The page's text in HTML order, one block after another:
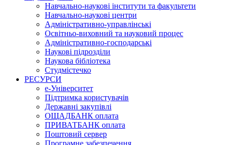
Навчально-наукові інститути та факультети
Навчально-наукові центри
Адміністративно-управлінські
Освітньо-виховний та науковий процес
Адміністративно-господарські
Наукові підрозділи
Наукова бібліотека
Студмістечко
РЕСУРСИ
е-Університет
Підтримка користувачів
Державні закупівлі
ОЩАДБАНК оплата
ПРИВАТБАНК оплата
Поштовий сервер
Програмне забезпечення